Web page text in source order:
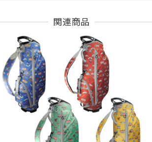
関連商品